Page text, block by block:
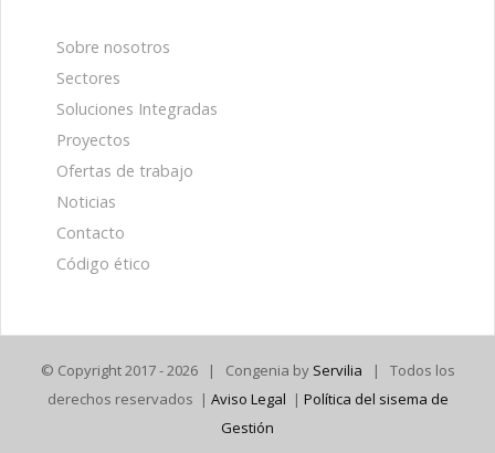
Sobre nosotros
Sectores
Soluciones Integradas
Proyectos
Ofertas de trabajo
Noticias
Contacto
Código ético
© Copyright 2017 -2026 | Congenia by Servilia | Todos los
derechos reservados | Aviso Legal | Política del sisema de
Gestión